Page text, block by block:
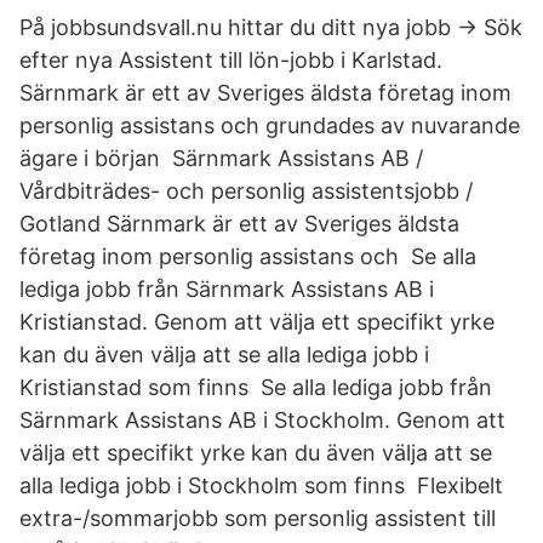
På jobbsundsvall.nu hittar du ditt nya jobb → Sök
efter nya Assistent till lön-jobb i Karlstad.
Särnmark är ett av Sveriges äldsta företag inom
personlig assistans och grundades av nuvarande
ägare i början Särnmark Assistans AB /
Vårdbiträdes- och personlig assistentsjobb /
Gotland Särnmark är ett av Sveriges äldsta
företag inom personlig assistans och Se alla
lediga jobb från Särnmark Assistans AB i
Kristianstad. Genom att välja ett specifikt yrke
kan du även välja att se alla lediga jobb i
Kristianstad som finns Se alla lediga jobb från
Särnmark Assistans AB i Stockholm. Genom att
välja ett specifikt yrke kan du även välja att se
alla lediga jobb i Stockholm som finns Flexibelt
extra-/sommarjobb som personlig assistent till